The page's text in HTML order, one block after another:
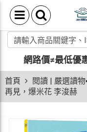
網路價≠最低優
首頁 閱讀 | 嚴選讀
再見，爆米花 李浚赫